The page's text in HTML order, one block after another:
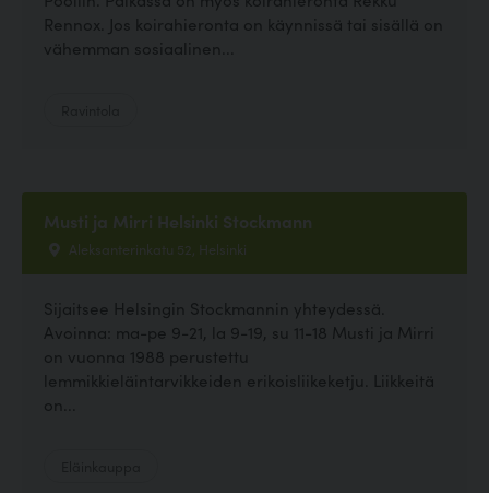
Rennox. Jos koirahieronta on käynnissä tai sisällä on
vähemman sosiaalinen...
Musti ja Mirri Helsinki Stockmann
Aleksanterinkatu 52, Helsinki
Sijaitsee Helsingin Stockmannin yhteydessä.
Avoinna: ma-pe 9-21, la 9-19, su 11-18 Musti ja Mirri
on vuonna 1988 perustettu
lemmikkieläintarvikkeiden erikoisliikeketju. Liikkeitä
on...